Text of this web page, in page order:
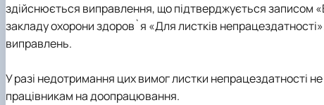
здійснюється виправлення, що підтверджується записом
закладу охорони здоров`я «Для листків
виправлень.
У разі недотримання цих вимог листки непрацездатності
працівникам на доопрацювання.